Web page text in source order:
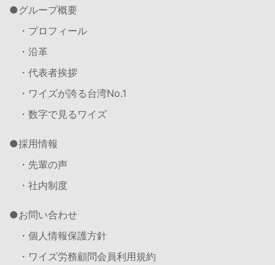
グループ概要
・プロフィール
・沿革
・代表者挨拶
・ワイズが誇る台湾No.1
・数字で見るワイズ
採用情報
・先輩の声
・社内制度
お問い合わせ
・個人情報保護方針
・ワイズ労務顧問会員利用規約